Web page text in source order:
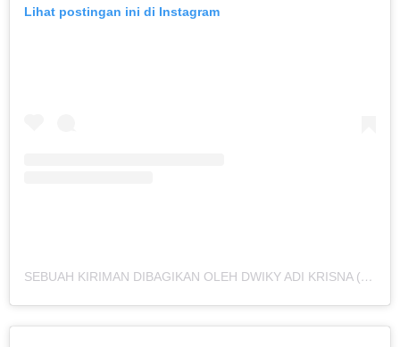
Lihat postingan ini di Instagram
SEBUAH KIRIMAN DIBAGIKAN OLEH DWIKY ADI KRISNA (@DWIKY_ASRAS)